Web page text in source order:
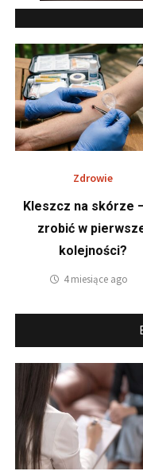
Zdrowie
Kleszcz na skórze
zrobić w
kolejności?
4 miesiące ago